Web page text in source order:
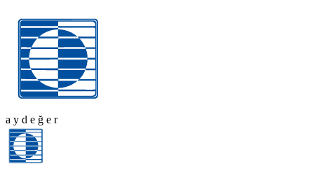
a y d e ğ e r